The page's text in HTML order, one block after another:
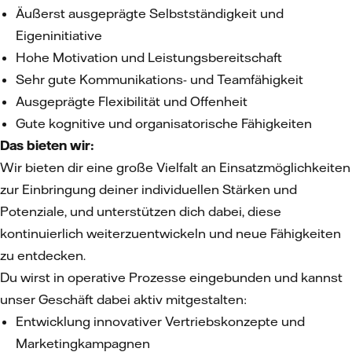
Äußerst ausgeprägte Selbstständigkeit und
Eigeninitiative
Hohe Motivation und Leistungsbereitschaft
Sehr gute Kommunikations- und Teamfähigkeit
Ausgeprägte Flexibilität und Offenheit
Gute kognitive und organisatorische Fähigkeiten
Das bieten wir:
Wir bieten dir eine große Vielfalt an Einsatzmöglichkeiten
zur Einbringung deiner individuellen Stärken und
Potenziale, und unterstützen dich dabei, diese
kontinuierlich weiterzuentwickeln und neue Fähigkeiten
zu entdecken.
Du wirst in operative Prozesse eingebunden und kannst
unser Geschäft dabei aktiv mitgestalten:
Entwicklung innovativer Vertriebskonzepte und
Marketingkampagnen